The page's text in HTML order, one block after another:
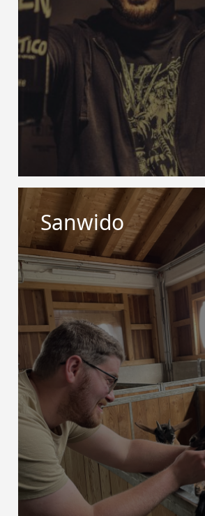
Sanwido